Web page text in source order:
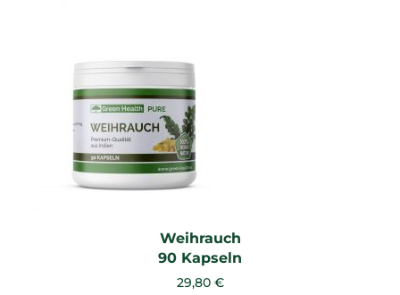
Weihrauch
90 Kapseln
29,80 €